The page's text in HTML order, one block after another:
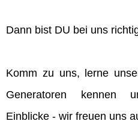
Dann bist DU bei uns
Komm zu uns, lerne
Generatoren kennen
Einblicke - wir freuen uns